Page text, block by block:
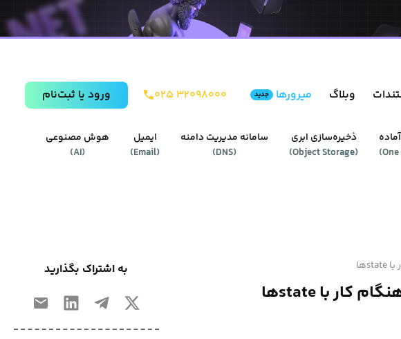
وبلاگ میرورها جدید ۰۲۵ ۳۲۰۹۸۰۰۰ ورود يا ثبت‌نام
هوش مصنوعی
(
AI
)
ایمیل
(
Email
)
سامانه مدیریت دامنه
(
DNS
)
ذخیره‌سازی ابری
(
Object Storage
) )
به اشتراک بگذارید